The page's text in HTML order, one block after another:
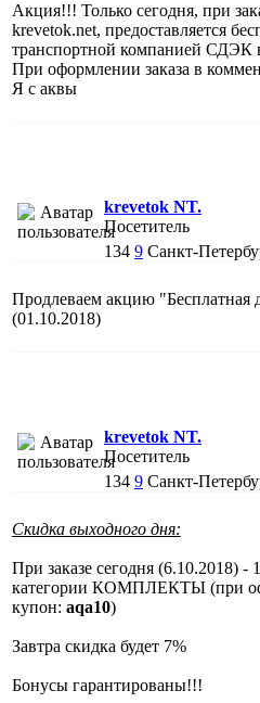
Акция!!! Только сегодня, при
krevetok.net, предоставляется
транспортной компанией СДЭК
При оформлении заказа в
Я с аквы
krevetok NT.
Посетитель
134 9 Санкт-
Продлеваем акцию "Бесплатная
(01.10.2018)
krevetok NT.
Посетитель
134 9 Санкт-
Скидка выходного дня:
При заказе сегодня (6.10.2018) -
категории КОМПЛЕКТЫ (при
купон: aqa10)
Завтра скидка будет 7%
Бонусы гарантированы!!!